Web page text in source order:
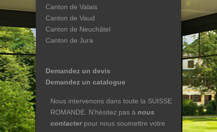
Canton de Valais
Canton de Vaud
Canton de Neuchâtel
Canton de Jura
Demandez un devis
Demandez un catalogue
Nous intervenons dans toute la SUISSE
ROMANDE. N’hésitez pas à nous
contacter pour nous soumettre votre